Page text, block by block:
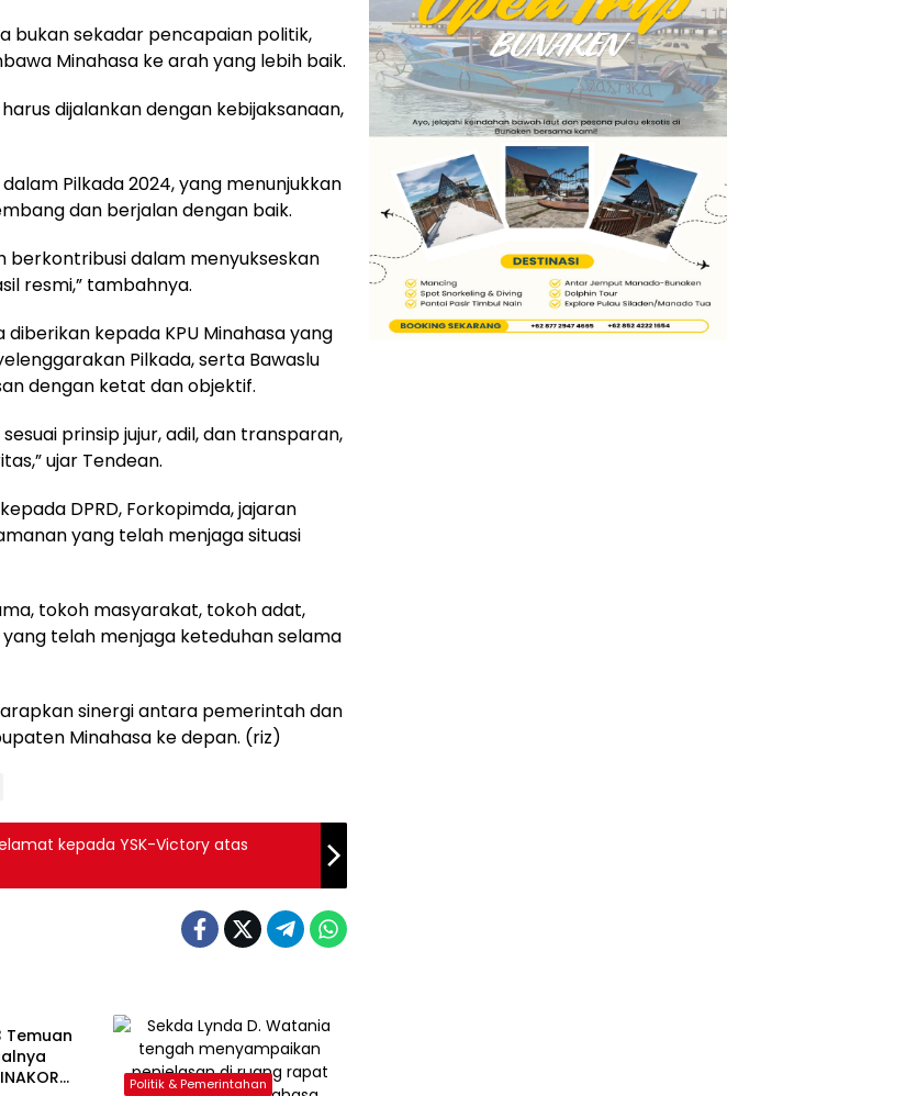
bukan sekadar pencapaian politik,
Minahasa ke arah yang lebih baik.
dijalankan dengan kebijaksanaan,
Pilkada 2024, yang menunjukkan
dan berjalan dengan baik.
berkontribusi dalam menyukseskan
resmi,” tambahnya.
kepada KPU Minahasa yang
Pilkada, serta Bawaslu
dengan ketat dan objektif.
prinsip jujur, adil, dan transparan,
ujar Tendean.
DPRD, Forkopimda, jajaran
yang telah menjaga situasi
tokoh masyarakat, tokoh adat,
telah menjaga keteduhan selama
sinergi antara pemerintah dan
Minahasa ke depan. (riz)
kepada YSK-Victory atas
Temuan
Politik & Pemerintahan